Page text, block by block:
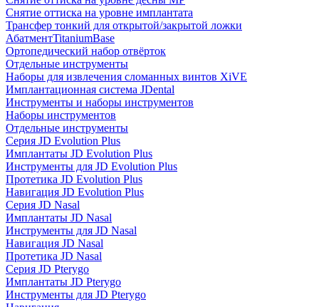
Снятие оттиска на уровне имплантата
Трансфер тонкий для открытой/закрытой ложки
АбатментTitaniumBase
Ортопедический набор отвёрток
Отдельные инструменты
Наборы для извлечения сломанных винтов XiVE
Имплантационная система JDental
Инструменты и наборы инструментов
Наборы инструментов
Отдельные инструменты
Серия JD Evolution Plus
Имплантаты JD Evolution Plus
Инструменты для JD Evolution Plus
Протетика JD Evolution Plus
Навигация JD Evolution Plus
Серия JD Nasal
Имплантаты JD Nasal
Инструменты для JD Nasal
Навигация JD Nasal
Протетика JD Nasal
Серия JD Pterygo
Имплантаты JD Pterygo
Инструменты для JD Pterygo